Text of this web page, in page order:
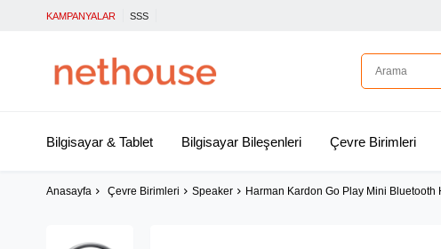
KAMPANYALAR SSS
Bilgisayar & Tablet Bilgisayar Bileşenleri Çevre Birimleri
Anasayfa Çevre Birimleri Speaker Harman Kardon Go Play Mini Bluetooth